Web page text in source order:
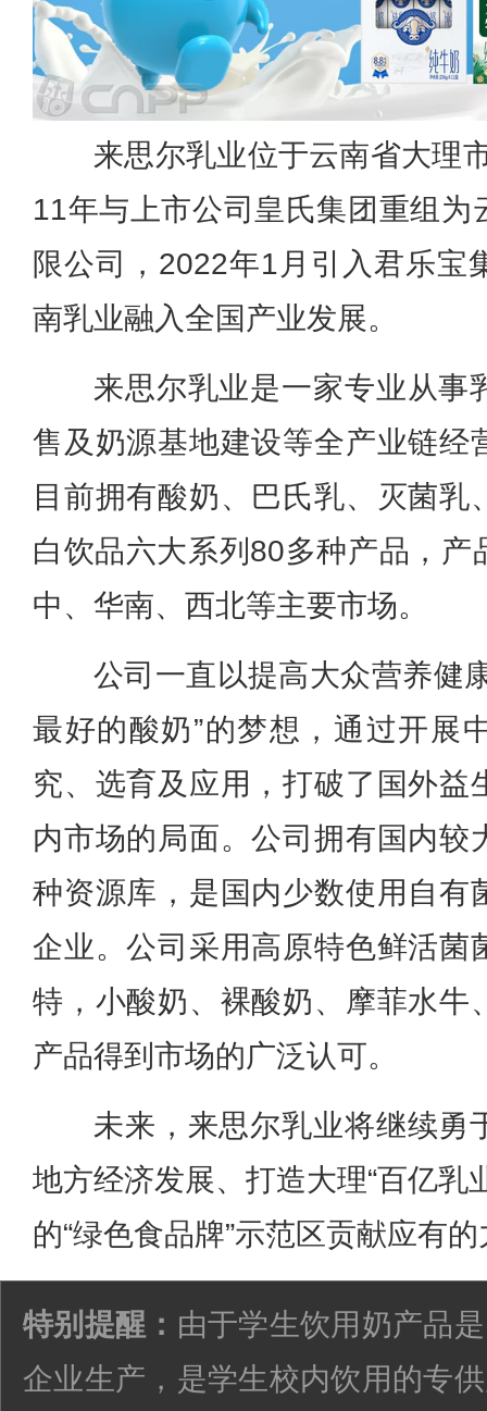
来思尔乳业位于云南省大理
11年与上市公司皇氏集团重组为
限公司，2022年1月引入君乐宝
南乳业融入全国产业发展。
来思尔乳业是一家专业从事
售及奶源基地建设等全产业链经
目前拥有酸奶、巴氏乳、灭菌乳
白饮品六大系列80多种产品，产
中、华南、西北等主要市场。
公司一直以提高大众营养健
最好的酸奶”的梦想，通过开展
究、选育及应用，打破了国外益
内市场的局面。公司拥有国内较
种资源库，是国内少数使用自有
企业。公司采用高原特色鲜活菌
特，小酸奶、裸酸奶、摩菲水牛
产品得到市场的广泛认可。
未来，来思尔乳业将继续勇
地方经济发展、打造大理“百亿乳
的“绿色食品牌”示范区贡献应有
特别提醒： 由于学生饮用奶产品
企业生产，是学生校内饮用的专